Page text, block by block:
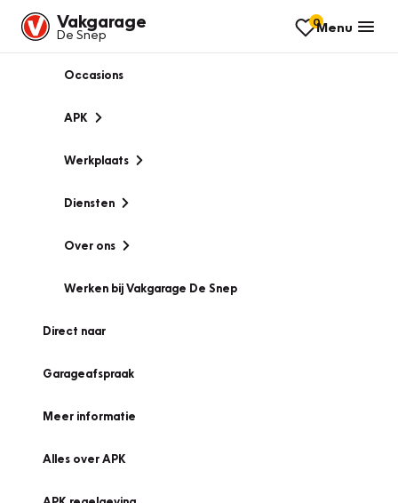
Vakgarage
De Snep
0Menu
Occasions
APK
Werkplaats
Diensten
Over ons
Werken bij Vakgarage De Snep
Direct naar
Garageafspraak
Meer informatie
Alles over APK